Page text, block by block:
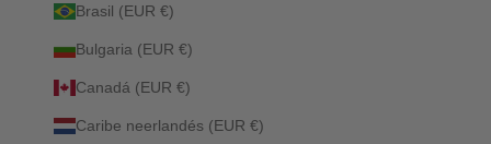
Brasil (EUR €)
Bulgaria (EUR €)
Canadá (EUR €)
Caribe neerlandés (EUR €)